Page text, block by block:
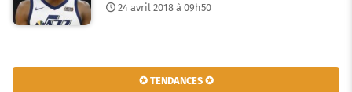
24 avril 2018 à 09h50
✪ TENDANCES ✪